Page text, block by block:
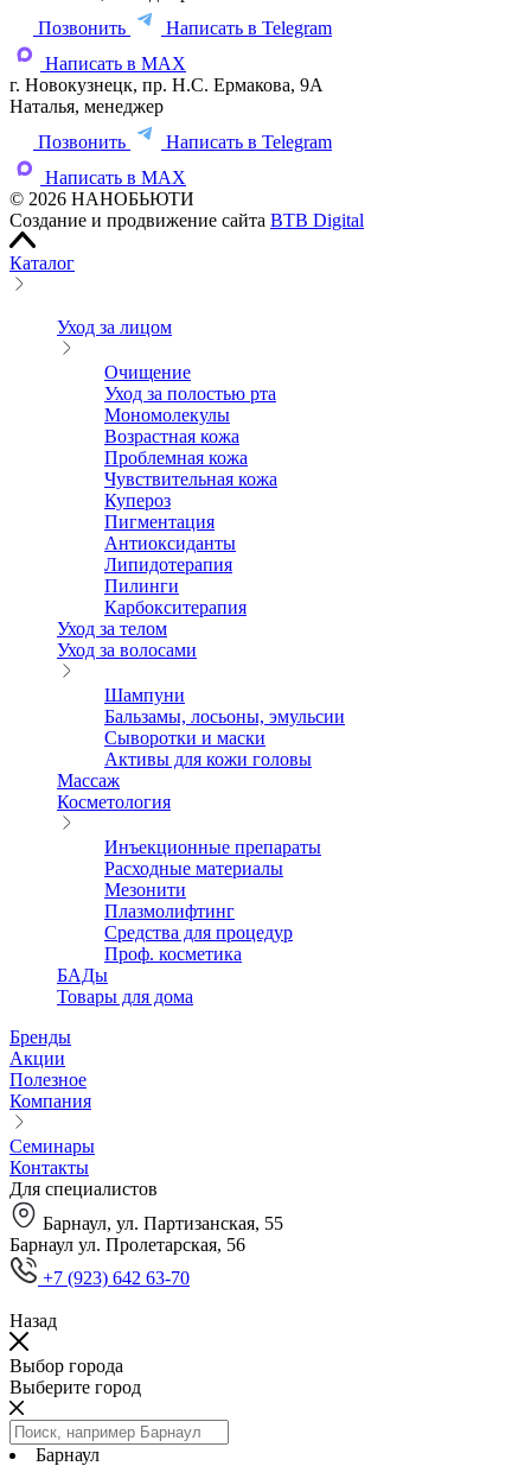
Позвонить
Написать в Telegram
Написать в MAX
г. Новокузнецк, пр. Н.С. Ермакова, 9А
Наталья, менеджер
Позвонить
Написать в Telegram
Написать в MAX
© 2026 НАНОБЬЮТИ
Создание и продвижение сайта BTB Digital
Каталог
Уход за лицом
Очищение
Уход за полостью рта
Мономолекулы
Возрастная кожа
Проблемная кожа
Чувствительная кожа
Купероз
Пигментация
Антиоксиданты
Липидотерапия
Пилинги
Карбокситерапия
Уход за телом
Уход за волосами
Шампуни
Бальзамы, лосьоны, эмульсии
Сыворотки и маски
Активы для кожи головы
Массаж
Косметология
Инъекционные препараты
Расходные материалы
Мезонити
Плазмолифтинг
Средства для процедур
Проф. косметика
БАДы
Товары для дома
Бренды
Акции
Полезное
Компания
Семинары
Контакты
Для специалистов
Барнаул, ул. Партизанская, 55
Барнаул ул. Пролетарская, 56
+7 (923) 642 63-70
Назад
Выбор города
Выберите город
Барнаул